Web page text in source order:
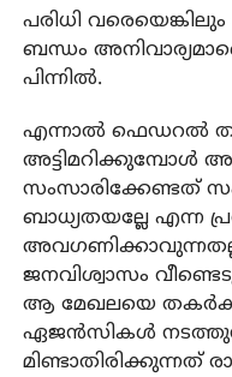
പരിധി
ബന്ധം
പിന്നില്‍.
എന്നാല്‍ ഫെഡറല്‍
അട്ടിമറിക്കുമ്പോള്‍
സംസാരിക്കേണ്ടത്
ബാധ്യതയല്ലേ എന്ന
ജനവിശ്വാസം
ആ മേഖലയെ
ഏജന്‍സികള്‍
മിണ്ടാതിരിക്കുന്നത്